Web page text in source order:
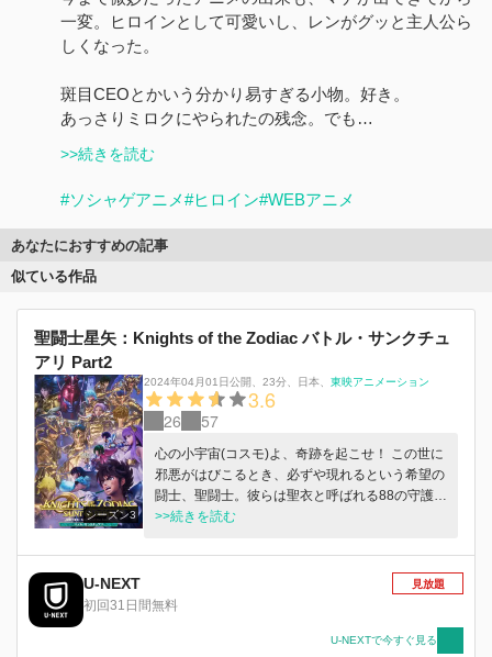
一変。ヒロインとして可愛いし、レンがグッと主人公ら
しくなった。
斑目CEOとかいう分かり易すぎる小物。好き。
あっさりミロクにやられたの残念。でも…
>>続きを読む
#ソシャゲアニメ#ヒロイン#WEBアニメ
あなたにおすすめの記事
似ている作品
聖闘士星矢：Knights of the Zodiac バトル・サンクチュ
アリ Part2
シーズン3
2024年04月01日公開 23分 日本 東映アニメーション
3.6
26 57
心の小宇宙(コスモ)よ、奇跡を起こせ！ この世に
邪悪がはびこるとき、必ずや現れるという希望の
闘士、聖闘士。彼らは聖衣と呼ばれる88の守護星
座の防具をまとい、数百年に一度降誕する女神ア
殺しの矢がアテナの心臓を貫くまで残された時間
はあと５時間。アテナを救えるのは聖域の頂上に
鎮座する教皇のみ。だが星矢たち４人の青銅聖闘
れた十二の宮を突破しなければならない。教皇の
>>続きを読む
U-NEXT
初回31日間無料
見放題
U-NEXTで今すぐ見る